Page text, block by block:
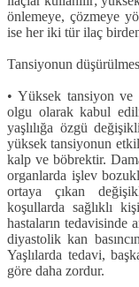
önlemeye, çözmeye
ise her iki tür ilaç
Tansiyonun
• Yüksek tansiyon ve
olgu ola­rak kabul
yaşlılığa özgü
yüksek tansiyonun
kalp ve böbrektir.
organlar­da işlev
ortaya çıkan
koşullarda sağlıklı
has­taların tedavisinde
diyastolik kan
Yaşlılarda tedavi,
göre daha zordur.